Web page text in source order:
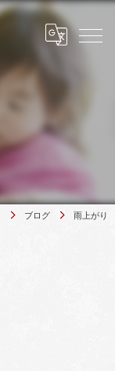
ブログ 雨上がり